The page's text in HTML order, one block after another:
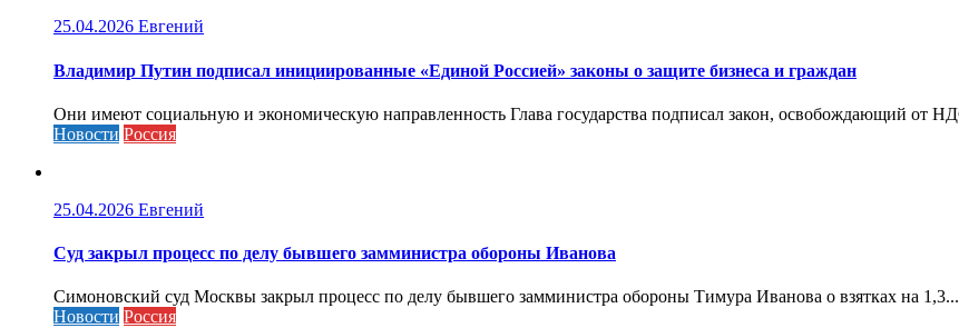
25.04.2026 Евгений
Владимир Путин подписал инициированные «Единой Россией» законы о защите бизнеса и граждан
Они имеют социальную и экономическую направленность Глава государства подписал закон, освобождающий от
Новости Россия
25.04.2026 Евгений
Cуд закрыл процесс по делу бывшего замминистра обороны Иванова
Симоновский суд Москвы закрыл процесс по делу бывшего замминистра обороны Тимура Иванова о взятках на 1,3...
Новости Россия